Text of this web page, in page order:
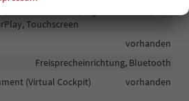
Touchscreen
vorhanden
Freisprecheinrichtung, Bluetooth
(Virtual Cockpit)
vorhanden